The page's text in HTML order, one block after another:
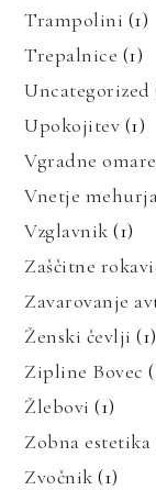
Trampolini (1)
Trepalnice (1)
Uncategorized
Upokojitev (1)
Vgradne omare
Vnetje
Vzglavnik (1)
Zaščitne
Zavarovanje
Ženski čevlji (1)
Zipline Bovec
Žlebovi (1)
Zobna estetika
Zvočnik (1)